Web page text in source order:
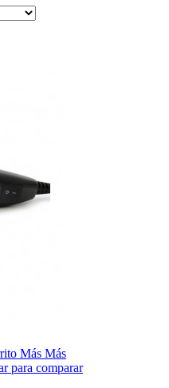
Más Más
para comparar